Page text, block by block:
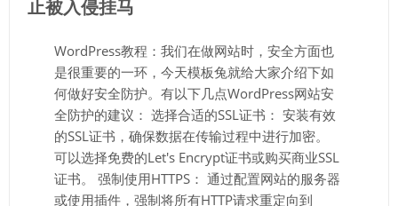
止被入侵挂马
WordPress教程：我们在做网站时，安全方面也
是很重要的一环，今天模板兔就给大家介绍下如
何做好安全防护。有以下几点WordPress网站安
全防护的建议： 选择合适的SSL证书： 安装有效
的SSL证书，确保数据在传输过程中进行加密。
可以选择免费的Let's Encrypt证书或购买商业SSL
证书。 强制使用HTTPS： 通过配置网站的服务器
或使用插件，强制将所有HTTP请求重定向到